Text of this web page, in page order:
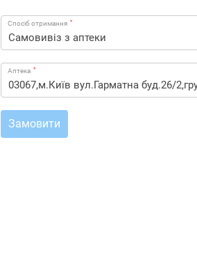
Спосіб отримання *
Аптека *
Замовити